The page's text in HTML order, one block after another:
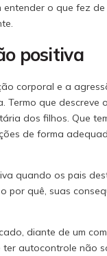
entender o que fez
positiva
corporal e a
Termo que descreve
dos filhos. Que
de forma
quando os pais
por quê, suas
diante de um
autocontrole não